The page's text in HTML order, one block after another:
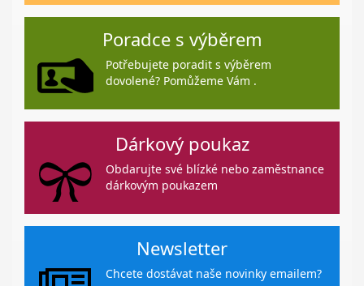
Poradce s výběrem
Potřebujete poradit s výběrem
dovolené? Pomůžeme Vám .
Dárkový poukaz
Obdarujte své blízké nebo zaměstnance
dárkovým poukazem
Newsletter
Chcete dostávat naše novinky emailem?